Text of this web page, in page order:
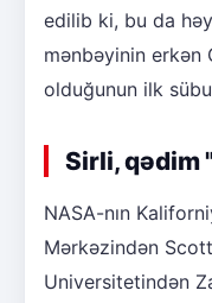
edilib ki, bu da
mənbəyinin erkən
olduğunun ilk
Sirli, qədim
NASA-nın
Mərkəzindən
Universitetindən